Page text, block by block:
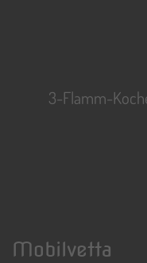
3-Flamm-
Mobilvetta